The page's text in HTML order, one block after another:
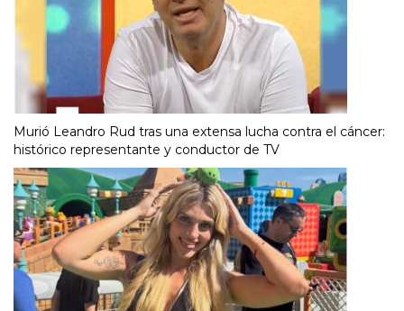
Murió Leandro Rud tras una extensa lucha contra el cáncer:
histórico representante y conductor de TV